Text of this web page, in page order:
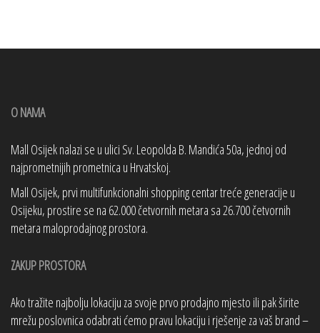
O NAMA
Mall Osijek nalazi se u ulici Sv. Leopolda B. Mandića 50a, jednoj od
najprometnijih prometnica u Hrvatskoj.
Mall Osijek, prvi multifunkcionalni shopping centar treće generacije u
Osijeku, prostire se na 62.000 četvornih metara sa 26.700 četvornih
metara maloprodajnog prostora.
ZAKUP PROSTORA
Ako tražite najbolju lokaciju za svoje prvo prodajno mjesto ili pak širite
mrežu poslovnica odabrati ćemo pravu lokaciju i rješenje za vaš brand –